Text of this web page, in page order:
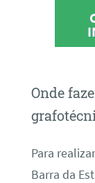
Onde
Para
Barra da